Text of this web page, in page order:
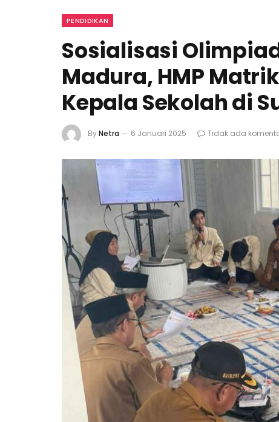
PENDIDIKAN
Sosialisasi
Madura, HMP
Kepala Sekolah di
ByNetra 6 Januari 2025 Tidak ada